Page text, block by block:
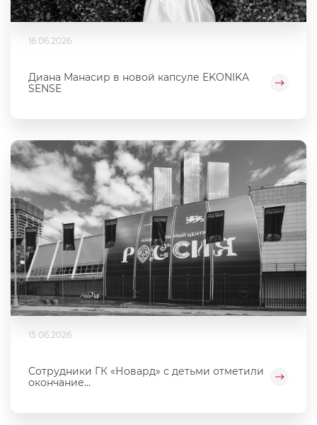
16.06.2026
Диана Манасир в новой капсуле EKONIKA
SENSE
15.06.2026
Сотрудники ГК «Новард» с детьми отметили
окончание...